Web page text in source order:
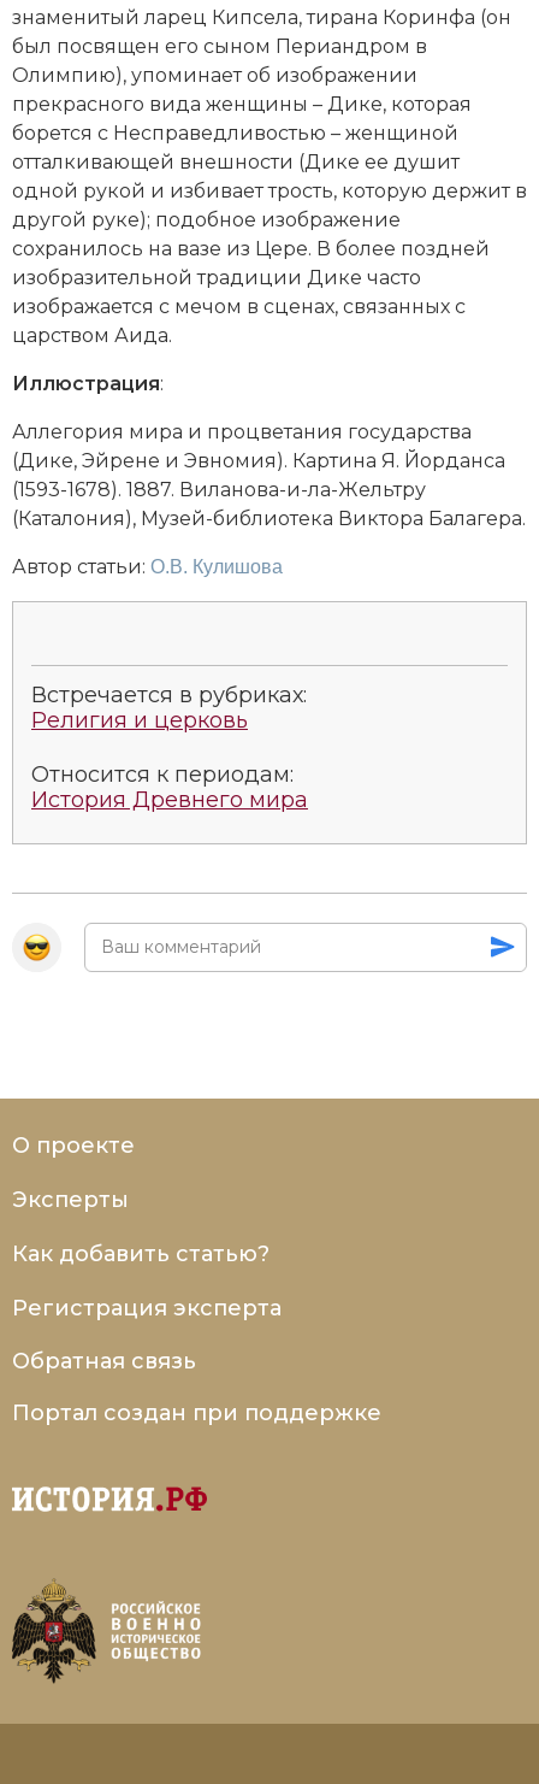
Религия и церковь
Россия
Северная Америка
Социально-экономическая история
Специальные исторические дисциплины
СССР
Южная Америка
знаменитый ларец Кипсела, тирана Коринфа (он
был посвящен его сыном Периандром в
Олимпию), упоминает об изображении
прекрасного вида женщины – Дике, которая
борется с Несправедливостью – женщиной
отталкивающей внешности (Дике ее душит
одной рукой и избивает трость, которую держит в
другой руке); подобное изображение
сохранилось на вазе из Цере. В более поздней
изобразительной традиции Дике часто
изображается с мечом в сценах, связанных с
царством Аида.
Иллюстрация:
Аллегория мира и процветания государства
(Дике, Эйрене и Эвномия). Картина Я. Йорданса
(1593-1678). 1887. Виланова-и-ла-Жельтру
(Каталония), Музей-библиотека Виктора Балагера.
Автор статьи: О.В. Кулишова
Встречается в рубриках:
Религия и церковь
Относится к периодам:
История Древнего мира
О проекте
Эксперты
Как добавить статью?
Регистрация эксперта
Обратная связь
Портал создан при поддержке